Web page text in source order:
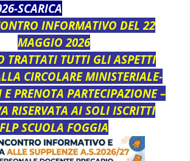
SCARICA
INFORMATIVO DEL 22
MAGGIO 2026
TRATTATI TUTTI GLI ASPETTI
CIRCOLARE MINISTERIALE-
E PRENOTA PARTECIPAZIONE –
RISERVATA AI SOLI ISCRITTI
FLP SCUOLA FOGGIA